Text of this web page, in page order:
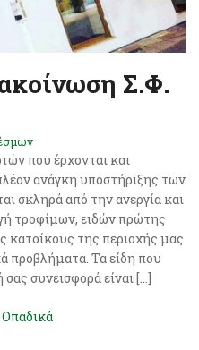
Σ.Φ.
που έρχονται και
ανάγκη υποστήριξης των
σκληρά από την ανεργία και
τροφίμων, ειδών πρώτης
κατοίκους της περιοχής μας
προβλήματα. Τα είδη που
συνεισφορά είναι […]
Οπαδικά